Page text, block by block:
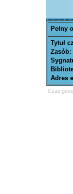
Pełny
Tytuł
Zasób:
Adres
Czas